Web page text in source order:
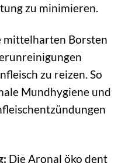
zu minimieren.
mittelharten Borsten
zu reizen. So
Mundhygiene und
Die Aronal öko dent